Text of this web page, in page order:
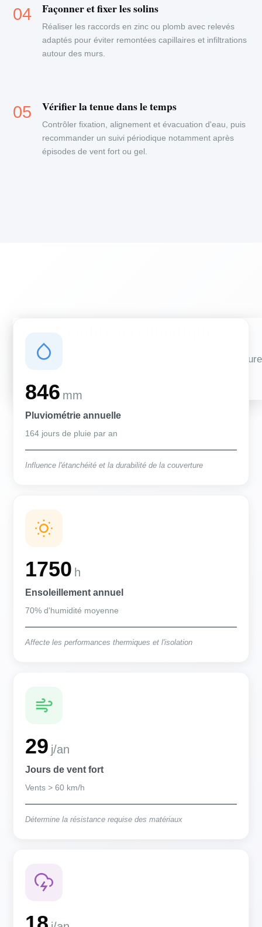
Façonner et fixer les solins
Réaliser les raccords en zinc ou plomb avec relevés
adaptés pour éviter remontées capillaires et infiltrations
autour des murs.
Vérifier la tenue dans le temps
Contrôler fixation, alignement et évacuation d'eau, puis
recommander un suivi périodique notamment après
épisodes de vent fort ou gel.
Des conditions qui influencent vos travaux de couverture
846 mm
Pluviométrie annuelle
164 jours de pluie par an
Influence l'étanchéité et la durabilité de la couverture
1750 h
Ensoleillement annuel
70% d'humidité moyenne
Affecte les performances thermiques et l'isolation
29 j/an
Jours de vent fort
Vents > 60 km/h
Détermine la résistance requise des matériaux